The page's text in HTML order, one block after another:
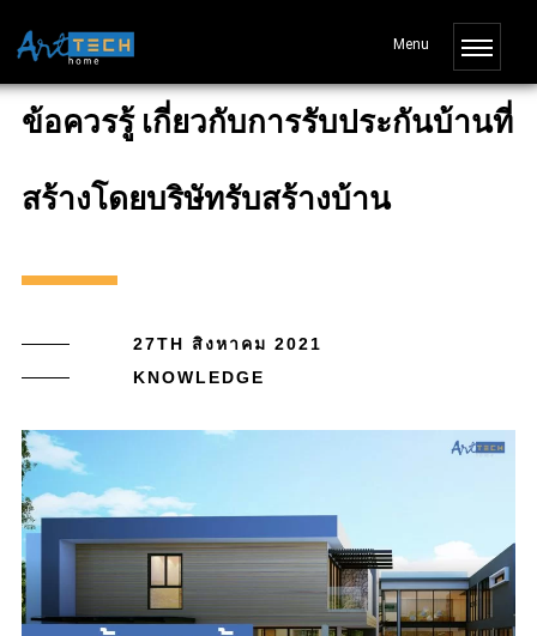
ข้อควรรู้ เกี่ยวกับการรับประกันบ้านที่
สร้างโดยบริษัทรับสร้างบ้าน
27TH สิงหาคม 2021
KNOWLEDGE